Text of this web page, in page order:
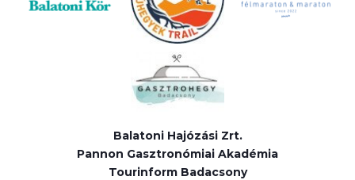
Balatoni Hajózási Zrt.
Pannon Gasztronómiai Akadémia
Tourinform Badacsony